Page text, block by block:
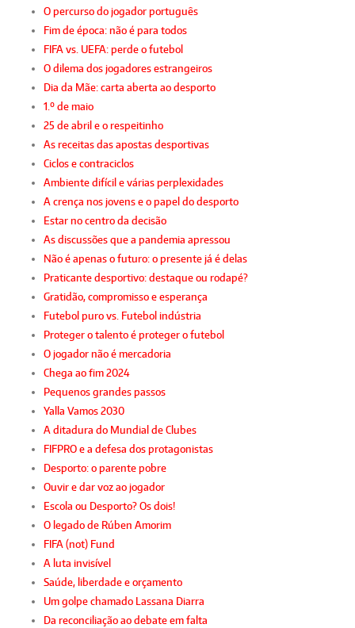
O percurso do jogador português
Fim de época: não é para todos
FIFA vs. UEFA: perde o futebol
O dilema dos jogadores estrangeiros
Dia da Mãe: carta aberta ao desporto
1.º de maio
25 de abril e o respeitinho
As receitas das apostas desportivas
Ciclos e contraciclos
Ambiente difícil e várias perplexidades
A crença nos jovens e o papel do desporto
Estar no centro da decisão
As discussões que a pandemia apressou
Não é apenas o futuro: o presente já é delas
Praticante desportivo: destaque ou rodapé?
Gratidão, compromisso e esperança
Futebol puro vs. Futebol indústria
Proteger o talento é proteger o futebol
O jogador não é mercadoria
Chega ao fim 2024
Pequenos grandes passos
Yalla Vamos 2030
A ditadura do Mundial de Clubes
FIFPRO e a defesa dos protagonistas
Desporto: o parente pobre
Ouvir e dar voz ao jogador
Escola ou Desporto? Os dois!
O legado de Rúben Amorim
FIFA (not) Fund
A luta invisível
Saúde, liberdade e orçamento
Um golpe chamado Lassana Diarra
Da reconciliação ao debate em falta